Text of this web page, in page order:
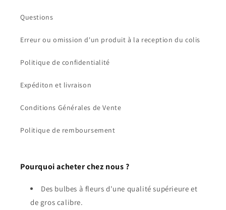
Questions
Erreur ou omission d'un produit à la reception du colis
Politique de confidentialité
Expéditon et livraison
Conditions Générales de Vente
Politique de remboursement
Pourquoi acheter chez nous ?
Des bulbes à fleurs d'une qualité supérieure et
de gros calibre.